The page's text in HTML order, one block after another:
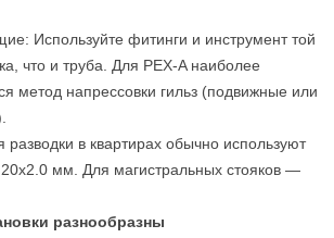
Используйте фитинги и инструмент той
что и труба. Для PEX-A наиболее
метод напрессовки гильз (подвижные или
в квартирах обычно используют
мм. Для магистральных стояков —
разнообразны